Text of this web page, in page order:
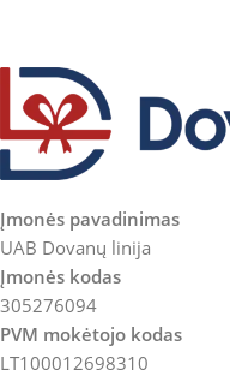
Įmonės pavadinimas
UAB Dovanų linija
Įmonės kodas
305276094
PVM mokėtojo kodas
LT100012698310